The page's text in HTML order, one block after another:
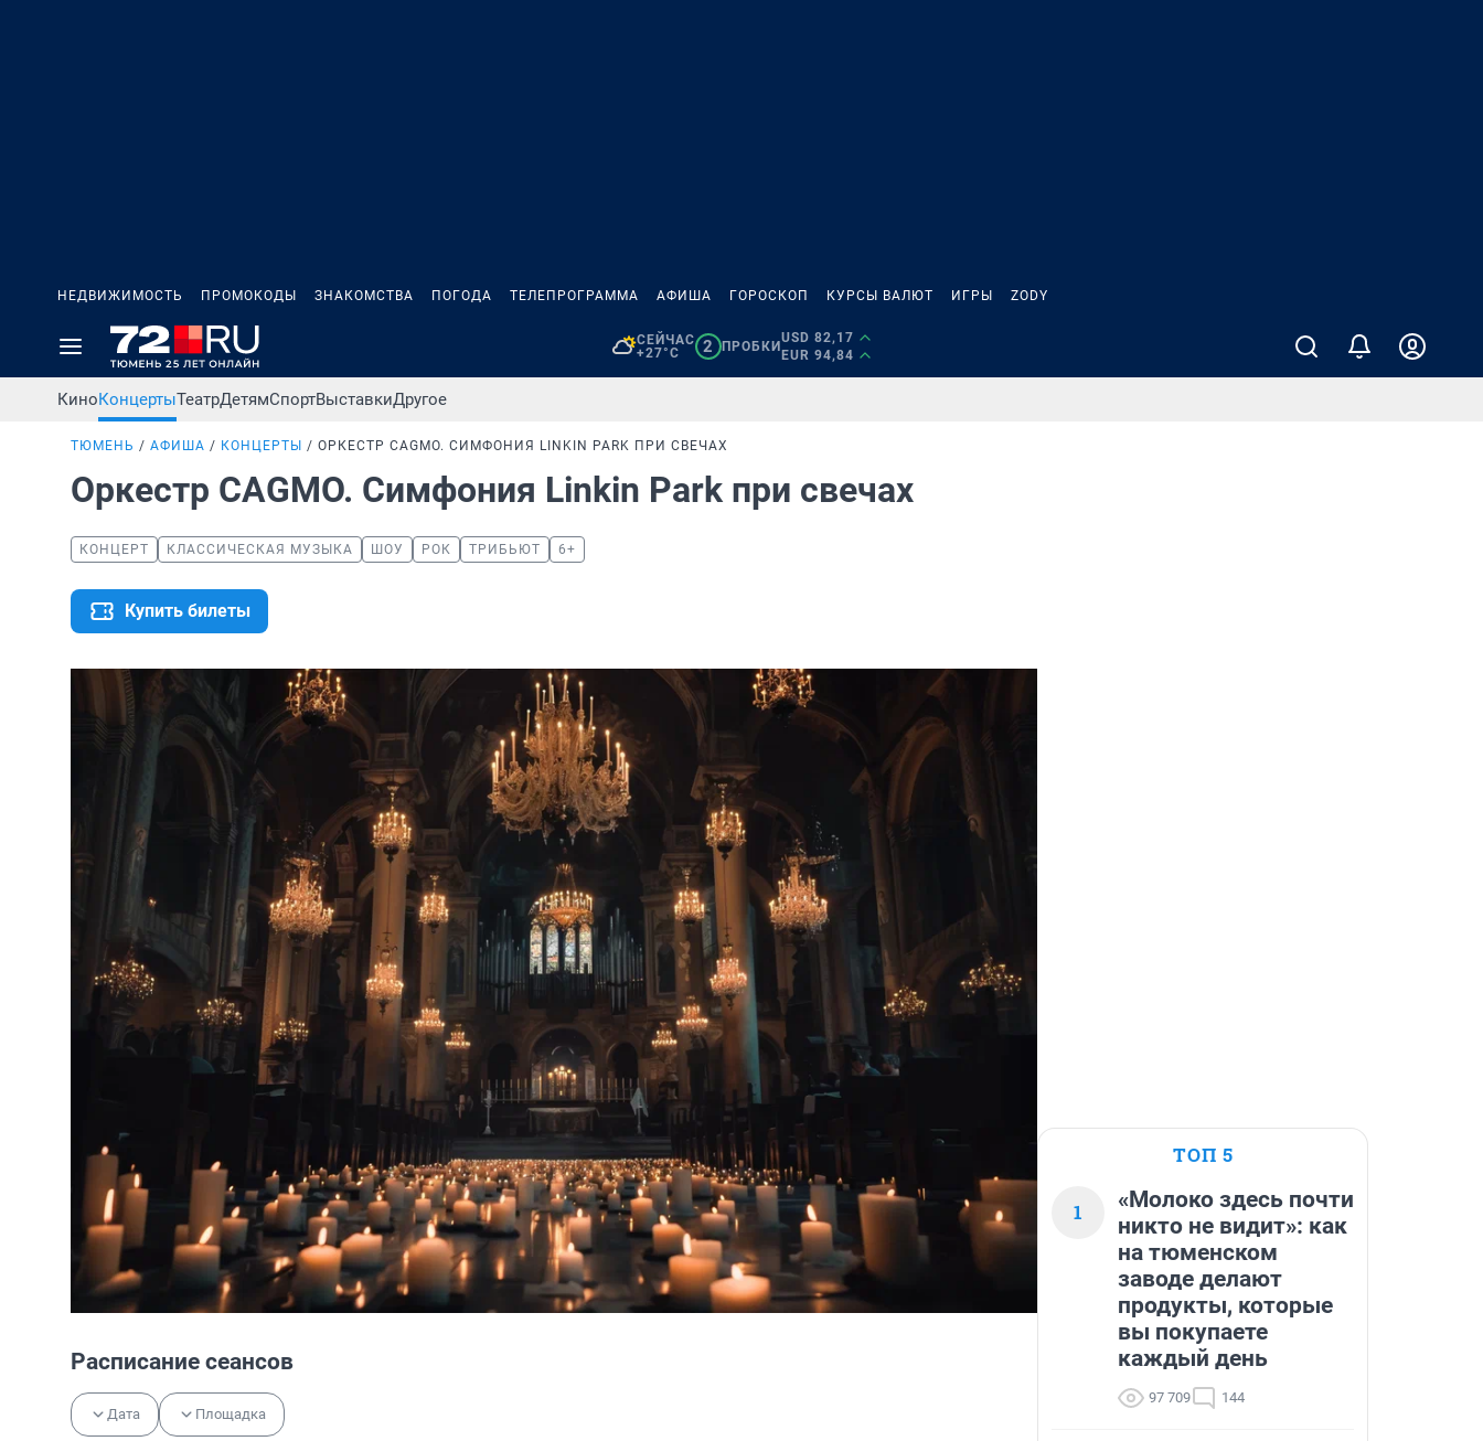
НЕДВИЖИМОСТЬ ПРОМОКОДЫ ЗНАКОМСТВА ПОГОДА ТЕЛЕПРОГРАММА АФИША ГОРОСКОП КУРСЫ ВАЛЮТ ИГРЫ ZODY
СЕЙЧАС
+27°C
2 ПРОБКИ
USD 82,17
EUR 94,84
КиноКонцертыТеатрДетямСпортВыставкиДругое
ТЮМЕНЬ АФИША КОНЦЕРТЫ ОРКЕСТР CAGMO. СИМФОНИЯ LINKIN PARK ПРИ СВЕЧАХ
Оркестр CAGMO. Симфония Linkin Park при свечах
КОНЦЕРТ КЛАССИЧЕСКАЯ МУЗЫКА ШОУ РОК ТРИБЬЮТ 6+
Купить билеты
Расписание сеансов
Дата Площадка
ТОП 5
1
«Молоко здесь почти
никто не видит»: как
на тюменском
заводе делают
продукты, которые
вы покупаете
каждый день
97 709 144